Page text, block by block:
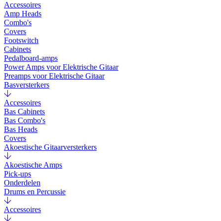
Accessoires
Amp Heads
Combo's
Covers
Footswitch
Cabinets
Pedalboard-amps
Power Amps voor Elektrische Gitaar
Preamps voor Elektrische Gitaar
Basversterkers
Accessoires
Bas Cabinets
Bas Combo's
Bas Heads
Covers
Akoestische Gitaarversterkers
Akoestische Amps
Pick-ups
Onderdelen
Drums en Percussie
Accessoires